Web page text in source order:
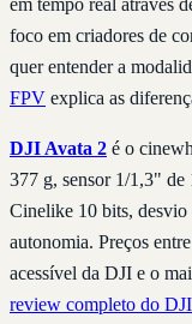
foco em criadores de
quer entender a
FPV explica as
DJI Avata 2 é o
377 g, sensor 1/1,3"
Cinelike 10 bits, desvio
autonomia. Preços
acessível da DJI e o
review completo do